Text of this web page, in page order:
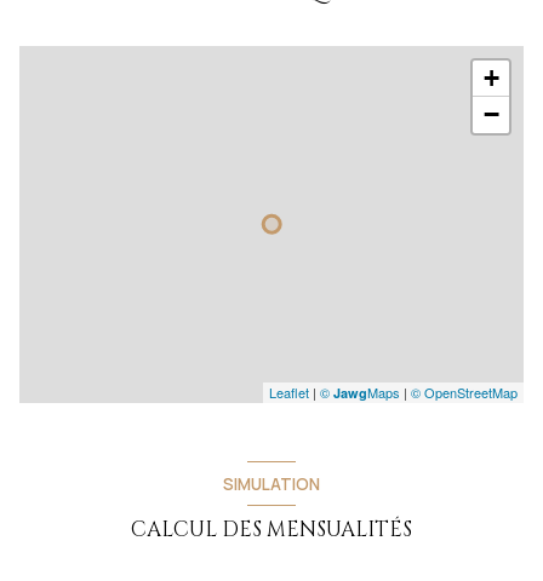
+
−
Leaflet | © JawgMaps | © OpenStreetMap
SIMULATION
CALCUL DES MENSUALITÉS